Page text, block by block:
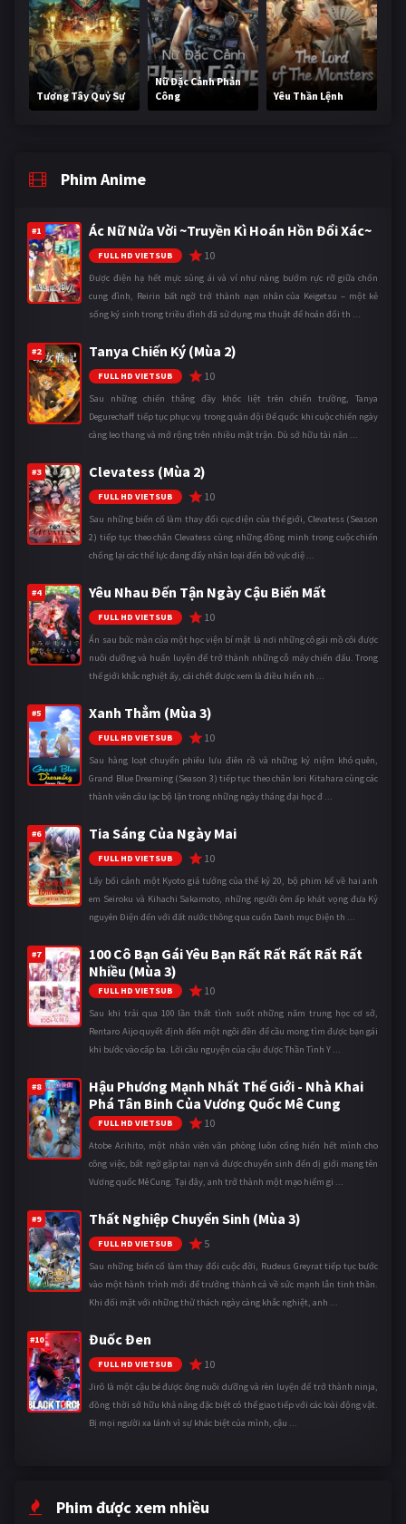
Tương Tây Quỷ Sự
Nữ Đặc Cảnh Phản
Công
Yêu Thần Lệnh
Phim Anime
#1 Ác Nữ Nửa Vời ~Truyền Kì Hoán Hồn Đổi Xác~
FULL HD VIETSUB 10
Được điện hạ hết mực sủng ái và ví như nàng bướm rực rỡ giữa chốn
cung đình, Reirin bất ngờ trở thành nạn nhân của Keigetsu – một kẻ
sống ký sinh trong triều đình đã sử dụng ma thuật để hoán đổi th ...
#2 Tanya Chiến Ký (Mùa 2)
FULL HD VIETSUB 10
Sau những chiến thắng đầy khốc liệt trên chiến trường, Tanya
Degurechaff tiếp tục phục vụ trong quân đội Đế quốc khi cuộc chiến ngày
càng leo thang và mở rộng trên nhiều mặt trận. Dù sở hữu tài năn ...
#3 Clevatess (Mùa 2)
FULL HD VIETSUB 10
Sau những biến cố làm thay đổi cục diện của thế giới, Clevatess (Season
2) tiếp tục theo chân Clevatess cùng những đồng minh trong cuộc chiến
chống lại các thế lực đang đẩy nhân loại đến bờ vực diệ ...
#4 Yêu Nhau Đến Tận Ngày Cậu Biến Mất
FULL HD VIETSUB 10
Ẩn sau bức màn của một học viện bí mật là nơi những cô gái mồ côi được
nuôi dưỡng và huấn luyện để trở thành những cỗ máy chiến đấu. Trong
thế giới khắc nghiệt ấy, cái chết được xem là điều hiển nh ...
#5 Xanh Thẳm (Mùa 3)
FULL HD VIETSUB 10
Sau hàng loạt chuyến phiêu lưu điên rồ và những kỷ niệm khó quên,
Grand Blue Dreaming (Season 3) tiếp tục theo chân Iori Kitahara cùng các
thành viên câu lạc bộ lặn trong những ngày tháng đại học đ ...
#6 Tia Sáng Của Ngày Mai
FULL HD VIETSUB 10
Lấy bối cảnh một Kyoto giả tưởng của thế kỷ 20, bộ phim kể về hai anh
em Seiroku và Kihachi Sakamoto, những người ôm ấp khát vọng đưa Kỷ
nguyên Điện đến với đất nước thông qua cuốn Danh mục Điện th ...
#7
100 Cô Bạn Gái Yêu Bạn Rất Rất Rất Rất Rất
Nhiều (Mùa 3)
FULL HD VIETSUB 10
Sau khi trải qua 100 lần thất tình suốt những năm trung học cơ sở,
Rentaro Aijo quyết định đến một ngôi đền để cầu mong tìm được bạn gái
khi bước vào cấp ba. Lời cầu nguyện của cậu được Thần Tình Y ...
#8
Hậu Phương Mạnh Nhất Thế Giới - Nhà Khai
Phá Tân Binh Của Vương Quốc Mê Cung
FULL HD VIETSUB 10
Atobe Arihito, một nhân viên văn phòng luôn cống hiến hết mình cho
công việc, bất ngờ gặp tai nạn và được chuyển sinh đến dị giới mang tên
Vương quốc Mê Cung. Tại đây, anh trở thành một mạo hiểm gi ...
#9 Thất Nghiệp Chuyển Sinh (Mùa 3)
FULL HD VIETSUB 5
Sau những biến cố làm thay đổi cuộc đời, Rudeus Greyrat tiếp tục bước
vào một hành trình mới để trưởng thành cả về sức mạnh lẫn tinh thần.
Khi đối mặt với những thử thách ngày càng khắc nghiệt, anh ...
#10 Đuốc Đen
FULL HD VIETSUB 10
Jirô là một cậu bé được ông nuôi dưỡng và rèn luyện để trở thành ninja,
đồng thời sở hữu khả năng đặc biệt có thể giao tiếp với các loài động vật.
Bị mọi người xa lánh vì sự khác biệt của mình, cậu ...
Phim được xem nhiều